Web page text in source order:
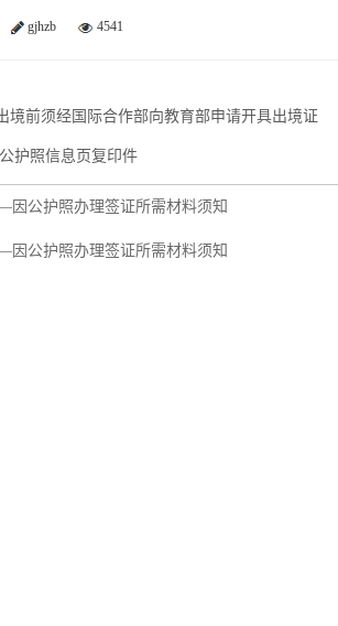
gjhzb 4541
境前须经国际合作部向教育部申请开具出境证
护照信息页复印件
因公护照办理签证所需材料须知
因公护照办理签证所需材料须知